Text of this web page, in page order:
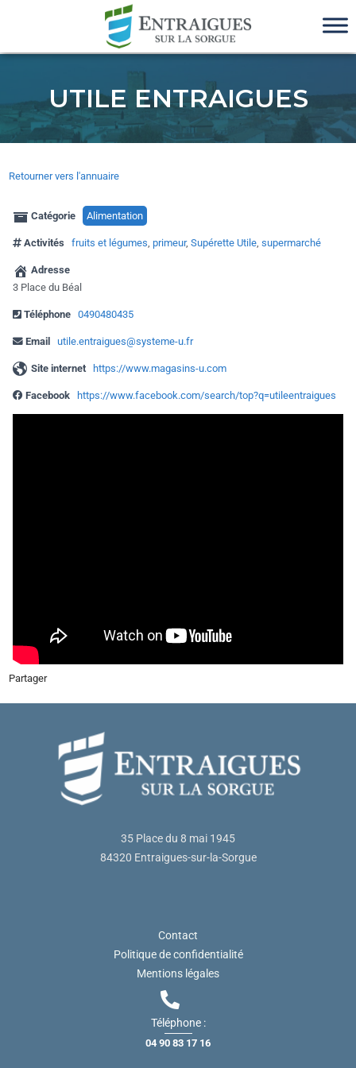
UTILE ENTRAIGUES
Retourner vers l'annuaire
Catégorie Alimentation
Activités fruits et légumes,primeur,Supérette Utile,supermarché
Adresse
3 Place du Béal
Téléphone 0490480435
Email utile.entraigues@systeme-u.fr
Site internet https://www.magasins-u.com
Facebook https://www.facebook.com/search/top?q=utileentraigues
Partager
35 Place du 8 mai 1945
84320 Entraigues-sur-la-Sorgue
Contact
Politique de confidentialité
Mentions légales
Téléphone :
04 90 83 17 16